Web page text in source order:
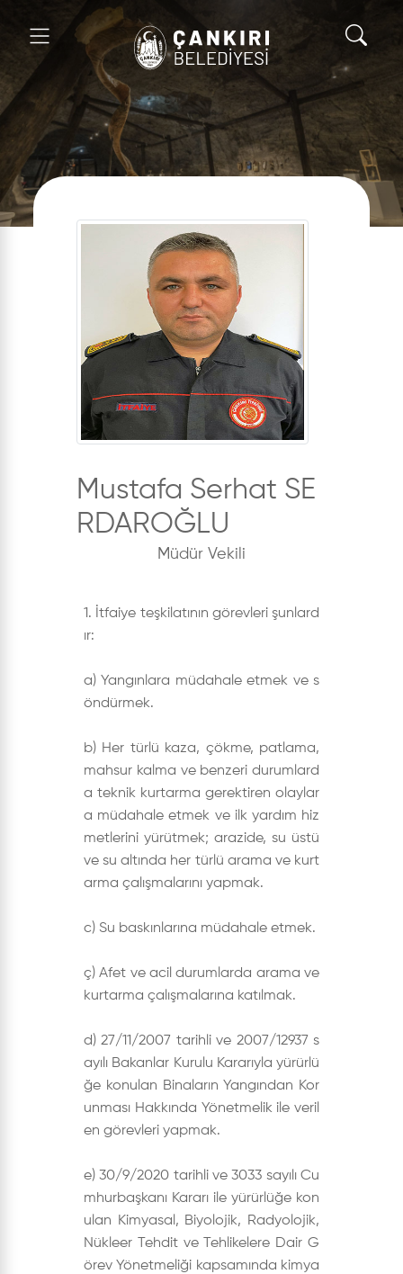
Mustafa Serhat SE
RDAROĞLU
Müdür Vekili
1. İtfaiye teşkilatının görevleri şunlard
ır:
a) Yangınlara müdahale etmek ve s
öndürmek.
b) Her türlü kaza, çökme, patlama,
mahsur kalma ve benzeri durumlard
a teknik kurtarma gerektiren olaylar
a müdahale etmek ve ilk yardım hiz
metlerini yürütmek; arazide, su üstü
ve su altında her türlü arama ve kurt
arma çalışmalarını yapmak.
c) Su baskınlarına müdahale etmek.
ç) Afet ve acil durumlarda arama ve
kurtarma çalışmalarına katılmak.
d) 27/11/2007 tarihli ve 2007/12937 s
ayılı Bakanlar Kurulu Kararıyla yürürlü
ğe konulan Binaların Yangından Kor
unması Hakkında Yönetmelik ile veril
en görevleri yapmak.
e) 30/9/2020 tarihli ve 3033 sayılı Cu
mhurbaşkanı Kararı ile yürürlüğe kon
ulan Kimyasal, Biyolojik, Radyolojik,
Nükleer Tehdit ve Tehlikelere Dair G
örev Yönetmeliği kapsamında kimya